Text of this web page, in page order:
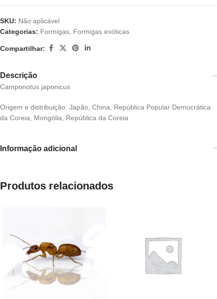
SKU: Não aplicável
Categorias: Formigas, Formigas exóticas
Compartilhar:
Descrição
Camponotus japonicus
Origem e distribuição: Japão, China, República Popular Democrática
da Coreia, Mongólia, República da Coreia
Informação adicional
Produtos relacionados